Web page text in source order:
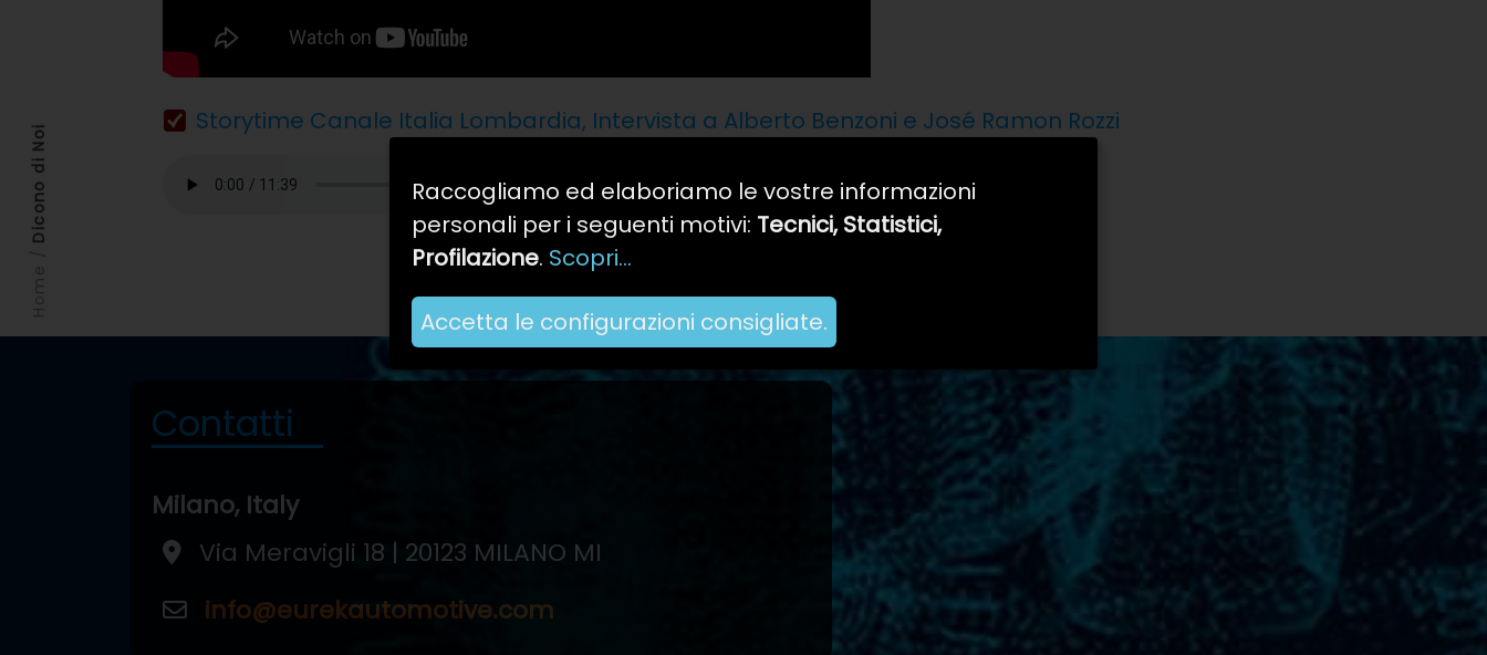
Dicono di Noi
Storytime Canale Italia Lombardia, Intervista a Alberto Benzoni e José Ramon Rozzi
Contatti
Milano, Italy
Via Meravigli 18 | 20123 MILANO MI
info@eurekautomotive.com
Raccogliamo ed elaboriamo le vostre informazioni
personali per i seguenti motivi: Tecnici, Statistici,
Profilazione. Scopri...
Accetta le configurazioni consigliate.